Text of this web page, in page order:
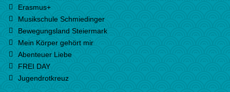
Erasmus+
Musikschule Schmiedinger
Bewegungsland Steiermark
Mein Körper gehört mir
Abenteuer Liebe
FREI DAY
Jugendrotkreuz